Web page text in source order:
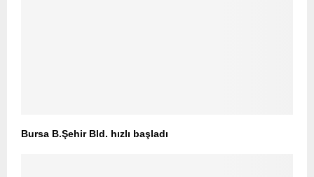
Bursa B.Şehir Bld. hızlı başladı